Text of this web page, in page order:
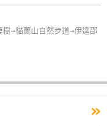
→貓蘭山自然步道→伊達邵
»